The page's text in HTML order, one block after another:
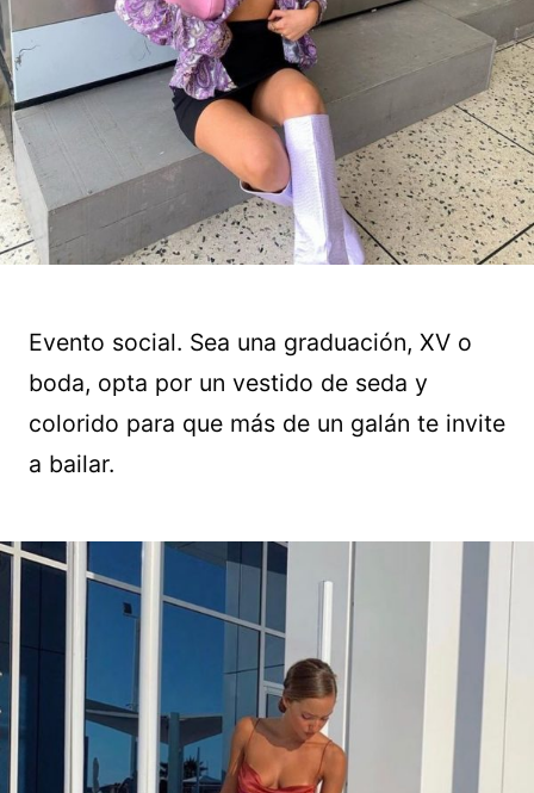
Evento social. Sea una graduación, XV o
boda, opta por un vestido de seda y
colorido para que más de un galán te invite
a bailar.